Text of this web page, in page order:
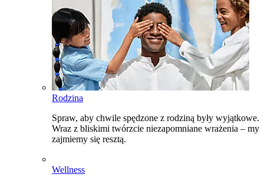
Rodzina
Spraw, aby chwile spędzone z rodziną były wyjątkowe.
Wraz z bliskimi twórzcie niezapomniane wrażenia – my
zajmiemy się resztą.
Wellness